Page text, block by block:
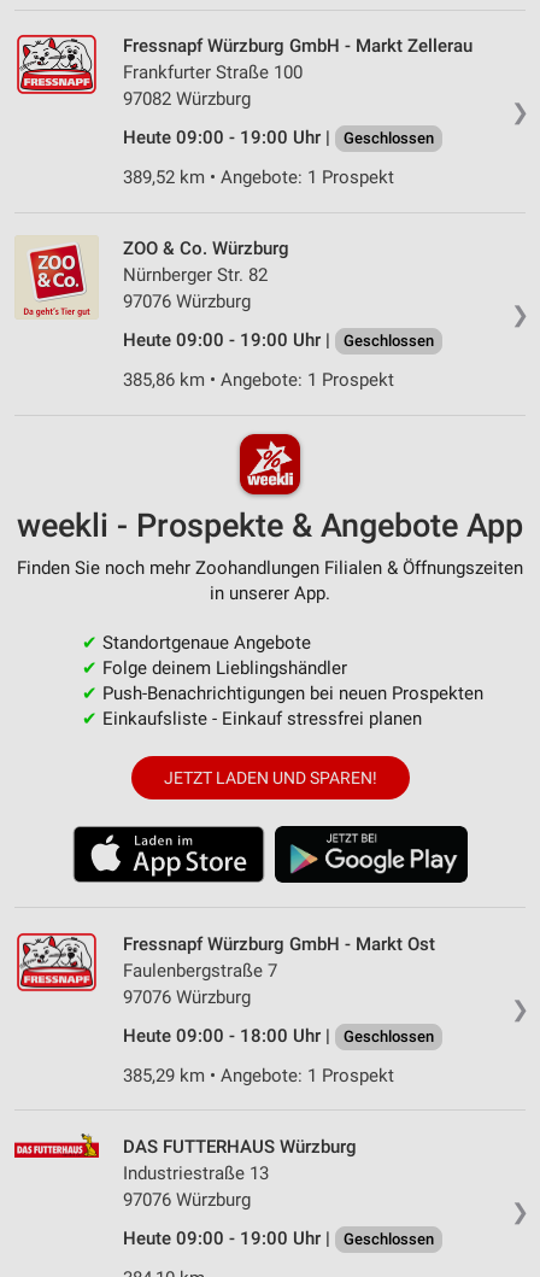
❯
Fressnapf Würzburg GmbH - Markt Zellerau
Frankfurter Straße 100
97082 Würzburg
Heute 09:00 - 19:00 Uhr |
Geschlossen
389,52 km • Angebote: 1 Prospekt
❯
ZOO & Co. Würzburg
Nürnberger Str. 82
97076 Würzburg
Heute 09:00 - 19:00 Uhr |
Geschlossen
385,86 km • Angebote: 1 Prospekt
weekli - Prospekte & Angebote App
Finden Sie noch mehr Zoohandlungen Filialen & Öffnungszeiten
in unserer App.
✔ Standortgenaue Angebote
✔ Folge deinem Lieblingshändler
✔ Push-Benachrichtigungen bei neuen Prospekten
✔ Einkaufsliste - Einkauf stressfrei planen
JETZT LADEN UND SPAREN!
❯
Fressnapf Würzburg GmbH - Markt Ost
Faulenbergstraße 7
97076 Würzburg
Heute 09:00 - 18:00 Uhr |
Geschlossen
385,29 km • Angebote: 1 Prospekt
❯
DAS FUTTERHAUS Würzburg
Industriestraße 13
97076 Würzburg
Heute 09:00 - 19:00 Uhr |
Geschlossen